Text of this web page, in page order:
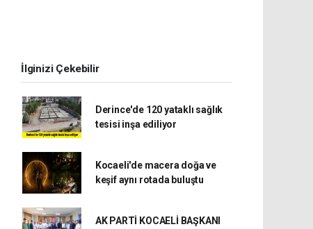
İlginizi Çekebilir
Derince'de 120 yataklı sağlık
tesisi inşa ediliyor
Kocaeli'de macera doğa ve
keşif aynı rotada buluştu
AK PARTİ KOCAELİ BAŞKANI